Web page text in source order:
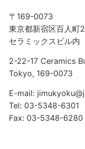
〒169-0073
東京都新宿区百人町
セラミックスビル内
2-22-17 Ceramics
Tokyo, 169-0073
E-mail:
Tel: 03-5348-6301
Fax: 03-5348-6280